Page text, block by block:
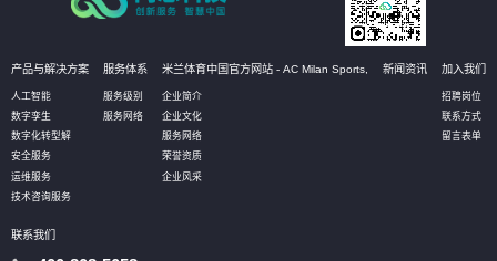
产品与解决方案
人工智能
数字孪生
数字化转型解
安全服务
运维服务
技术咨询服务
服务体系
服务级别
服务网络
米兰体育中国官方网站 - AC Milan Sports,
企业简介
企业文化
服务网络
荣誉资质
企业风采
新闻资讯 加入我们
招聘岗位
联系方式
留言表单
联系我们